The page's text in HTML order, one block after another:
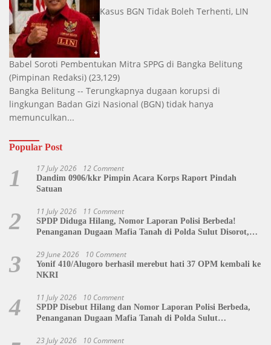
Kasus BGN Tidak Boleh Terhenti, LIN
Babel Soroti Pembentukan Mitra SPPG di Bangka Belitung
(Pimpinan Redaksi) (23,129)
Bangka Belitung -- Terungkapnya dugaan korupsi di
lingkungan Badan Gizi Nasional (BGN) tidak hanya
memunculkan...
Popular Post
1 17 July 2026 12 Comment
Dandim 0906/kkr Pimpin Acara Korps Raport Pindah
Satuan
2 11 July 2026 11 Comment
SPDP Diduga Hilang, Nomor Laporan Polisi Berbeda!
Penanganan Dugaan Mafia Tanah di Polda Sulut Disorot,
3 29 June 2026 10 Comment
Yonif 410/Alugoro berhasil merebut hati 37 OPM kembali ke
NKRI
4 11 July 2026 10 Comment
SPDP Disebut Hilang dan Nomor Laporan Polisi Berbeda,
Penanganan Dugaan Mafia Tanah di Polda Sulut
23 July 2026 10 Comment